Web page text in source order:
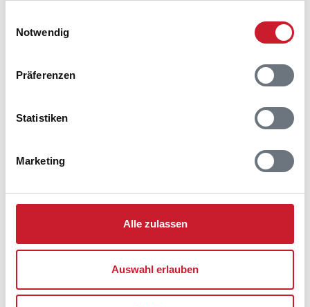
Notwendig
Präferenzen
Statistiken
Marketing
Alle zulassen
Auswahl erlauben
Belegungskalender
Anzahl Reisende auswählen
Sie bekommen Verfügbarkeit und Preis angezeigt
Reisedauer Anzahl Reisende
Reisezeitraumes auch Änderungen bei der